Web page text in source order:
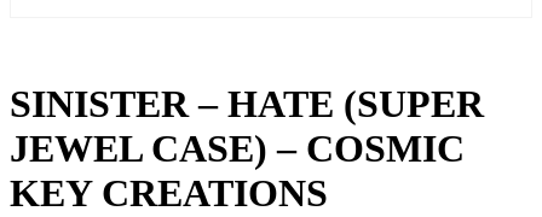
SINISTER – HATE (SUPER
JEWEL CASE) – COSMIC
KEY CREATIONS